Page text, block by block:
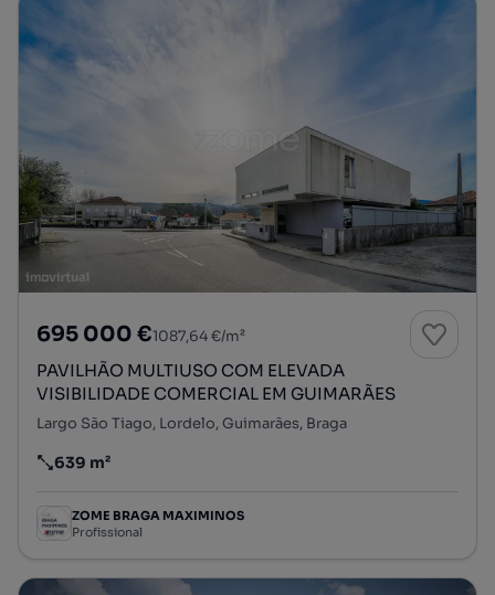
695 000 €1087,64 €/m²
PAVILHÃO MULTIUSO COM ELEVADA
VISIBILIDADE COMERCIAL EM GUIMARÃES
Largo São Tiago, Lordelo, Guimarães, Braga
Preço por metro quadrado
639 m²
ZOME BRAGA MAXIMINOS
Profissional